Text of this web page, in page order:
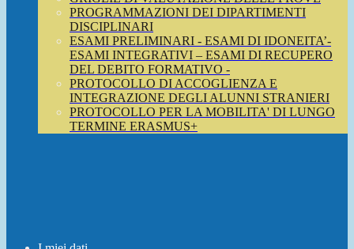
PROGRAMMAZIONI DEI DIPARTIMENTI
DISCIPLINARI
ESAMI PRELIMINARI - ESAMI DI IDONEITA’-
ESAMI INTEGRATIVI – ESAMI DI RECUPERO
DEL DEBITO FORMATIVO -
PROTOCOLLO DI ACCOGLIENZA E
INTEGRAZIONE DEGLI ALUNNI STRANIERI
PROTOCOLLO PER LA MOBILITA' DI LUNGO
TERMINE ERASMUS+